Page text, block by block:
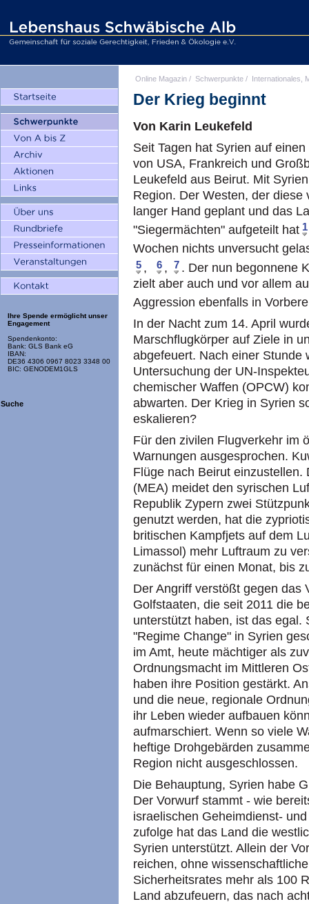
Ihre Spende ermöglicht unser
Engagement
Spendenkonto:
Bank: GLS Bank eG
IBAN:
DE36 4306 0967 8023 3348 00
BIC: GENODEM1GLS
Suche
Online Magazin / Schwerpunkte / Internationales,
Der Krieg beginnt
Von Karin Leukefeld
Seit Tagen hat Syrien auf
von USA, Frankreich und
Leukefeld aus Beirut. Mit
Region. Der Westen, der
langer Hand geplant und das
"Siegermächten" aufgeteilt hat 1
Wochen nichts unversucht
5 , 6 , 7 . Der nun begonnene
zielt aber auch und vor allem
Aggression ebenfalls in
In der Nacht zum 14. April
Marschflugkörper auf Ziele in
abgefeuert. Nach einer Stunde
Untersuchung der UN-
chemischer Waffen (OPCW)
abwarten. Der Krieg in Syrien
eskalieren?
Für den zivilen Flugverkehr im
Warnungen ausgesprochen.
Flüge nach Beirut
(MEA) meidet den syrischen
Republik Zypern zwei
genutzt werden, hat die
britischen Kampfjets auf dem
Limassol) mehr Luftraum zu
zunächst für einen Monat, bis
Der Angriff verstößt gegen das
Golfstaaten, die seit 2011 die
unterstützt haben, ist das egal.
"Regime Change" in Syrien
im Amt, heute mächtiger als
Ordnungsmacht im Mittleren
haben ihre Position gestärkt.
und die neue, regionale
ihr Leben wieder aufbauen
aufmarschiert. Wenn so viele
heftige Drohgebärden
Region nicht ausgeschlossen.
Die Behauptung, Syrien habe
Der Vorwurf stammt - wie
israelischen Geheimdienst-
zufolge hat das Land die
Syrien unterstützt. Allein der
reichen, ohne
Sicherheitsrates mehr als 100
Land abzufeuern, das nach